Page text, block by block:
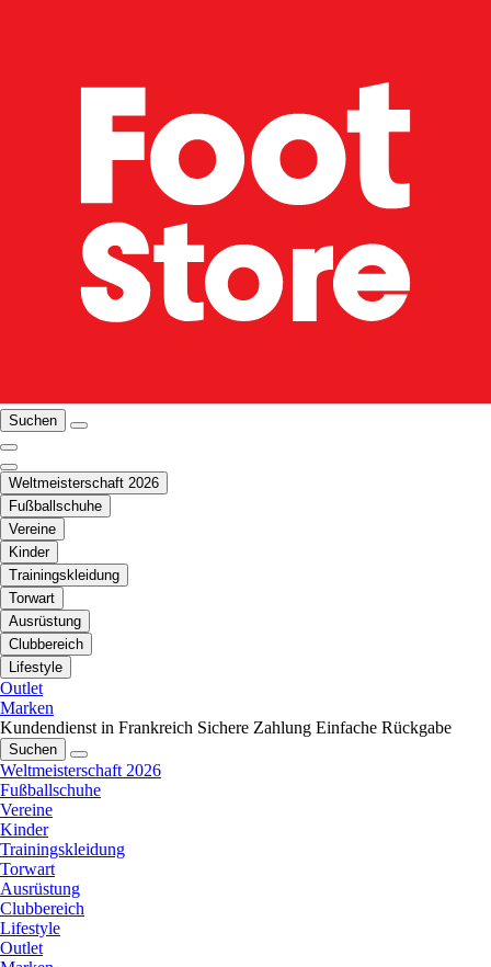
Suchen
Weltmeisterschaft 2026
Fußballschuhe
Vereine
Kinder
Trainingskleidung
Torwart
Ausrüstung
Clubbereich
Lifestyle
Outlet
Marken
Kundendienst in Frankreich Sichere Zahlung Einfache Rückgabe
Suchen
Weltmeisterschaft 2026
Fußballschuhe
Vereine
Kinder
Trainingskleidung
Torwart
Ausrüstung
Clubbereich
Lifestyle
Outlet